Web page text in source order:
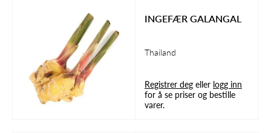
INGEFÆR GALANGAL
Thailand
Registrer deg eller logg inn
for å se priser og bestille
varer.